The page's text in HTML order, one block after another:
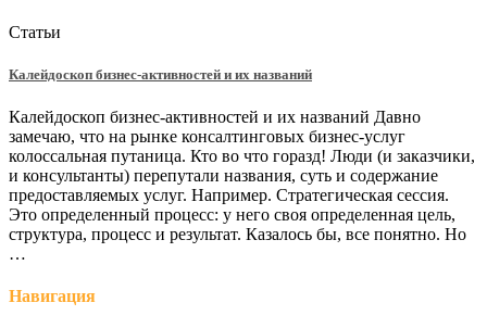
Статьи
Калейдоскоп бизнес-активностей и их названий
Калейдоскоп бизнес-активностей и их названий Давно
замечаю, что на рынке консалтинговых бизнес-услуг
колоссальная путаница. Кто во что горазд! Люди (и заказчики,
и консультанты) перепутали названия, суть и содержание
предоставляемых услуг. Например. Стратегическая сессия.
Это определенный процесс: у него своя определенная цель,
структура, процесс и результат. Казалось бы, все понятно. Но
…
Навигация